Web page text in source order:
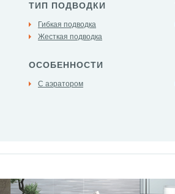
ТИП ПОДВОДКИ
Гибкая подводка
Жесткая подводка
ОСОБЕННОСТИ
С аэратором